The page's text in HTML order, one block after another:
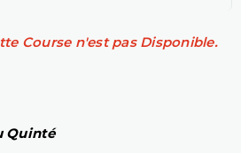
Course n'est pas Disponible.
Quinté